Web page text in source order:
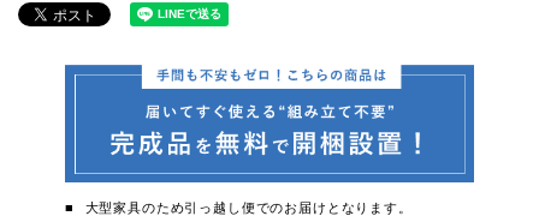
大型家具のため引っ越し便でのお届けとなります。